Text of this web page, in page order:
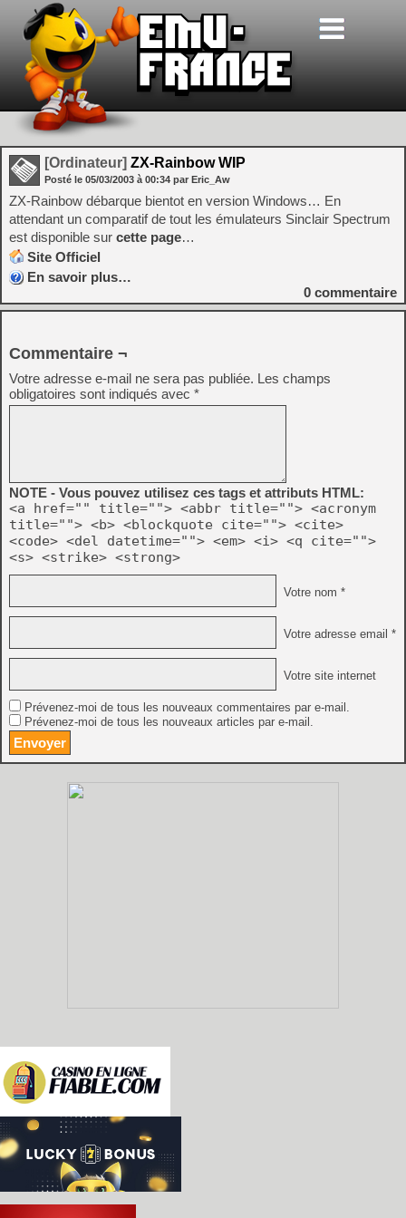
[Ordinateur] ZX-Rainbow WIP
Posté le 05/03/2003 à 00:34 par Eric_Aw
ZX-Rainbow débarque bientot en version Windows… En
attendant un comparatif de tout les émulateurs Sinclair Spectrum
est disponible sur cette page…
Site Officiel
En savoir plus…
0 commentaire
Commentaire ¬
Votre adresse e-mail ne sera pas publiée. Les champs
obligatoires sont indiqués avec *
NOTE - Vous pouvez utilisez ces tags et attributs HTML:
<a href="" title=""> <abbr title=""> <acronym
title=""> <b> <blockquote cite=""> <cite>
<code> <del datetime=""> <em> <i> <q cite="">
<s> <strike> <strong>
Votre nom *
Votre adresse email *
Votre site internet
Prévenez-moi de tous les nouveaux commentaires par e-mail.
Prévenez-moi de tous les nouveaux articles par e-mail.